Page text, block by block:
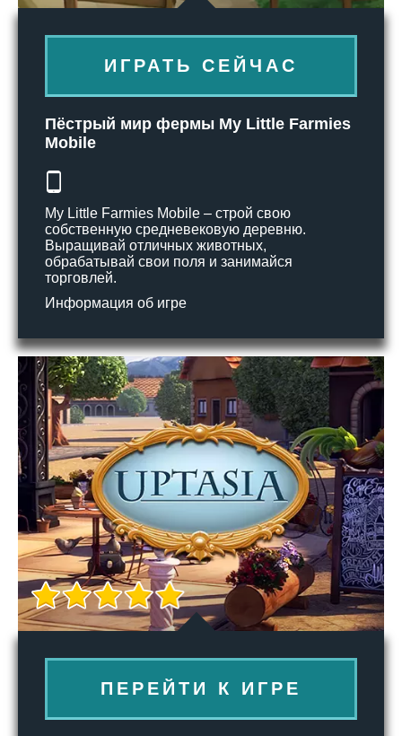
ИГРАТЬ СЕЙЧАС
Пёстрый мир фермы My Little Farmies
Mobile
My Little Farmies Mobile – строй свою
собственную средневековую деревню.
Выращивай отличных животных,
обрабатывай свои поля и занимайся
торговлей.
Информация об игре
ПЕРЕЙТИ К ИГРЕ